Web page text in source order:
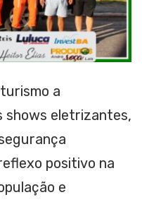
a
shows eletrizantes,
positivo na
e